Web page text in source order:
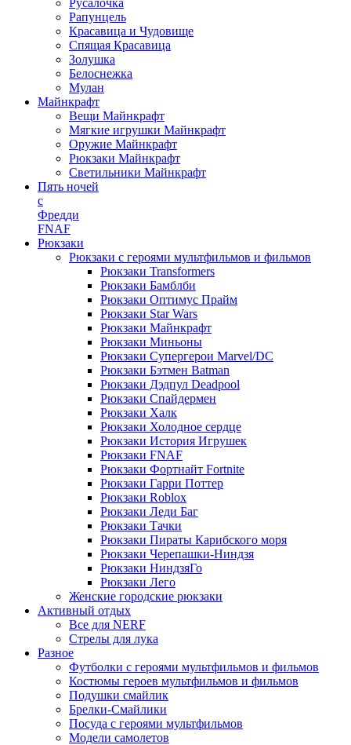
Рапунцель
Красавица и Чудовище
Спящая Красавица
Золушка
Белоснежка
Мулан
Майнкрафт
Вещи Майнкрафт
Мягкие игрушки Майнкрафт
Оружие Майнкрафт
Рюкзаки Майнкрафт
Светильники Майнкрафт
Пять ночей
с
Фредди
FNAF
Рюкзаки
Рюкзаки с героями мультфильмов и фильмов
Рюкзаки Transformers
Рюкзаки Бамблби
Рюкзаки Оптимус Прайм
Рюкзаки Star Wars
Рюкзаки Майнкрафт
Рюкзаки Миньоны
Рюкзаки Супергерои Marvel/DC
Рюкзаки Бэтмен Batman
Рюкзаки Дэдпул Deadpool
Рюкзаки Спайдермен
Рюкзаки Халк
Рюкзаки Холодное сердце
Рюкзаки История Игрушек
Рюкзаки FNAF
Рюкзаки Фортнайт Fortnite
Рюкзаки Гарри Поттер
Рюкзаки Roblox
Рюкзаки Леди Баг
Рюкзаки Тачки
Рюкзаки Пираты Карибского моря
Рюкзаки Черепашки-Ниндзя
Рюкзаки НиндзяГо
Рюкзаки Лего
Женские городские рюкзаки
Активный отдых
Все для NERF
Стрелы для лука
Разное
Футболки с героями мультфильмов и фильмов
Костюмы героев мультфильмов и фильмов
Подушки смайлик
Брелки-Смайлики
Посуда с героями мультфильмов
Модели самолетов